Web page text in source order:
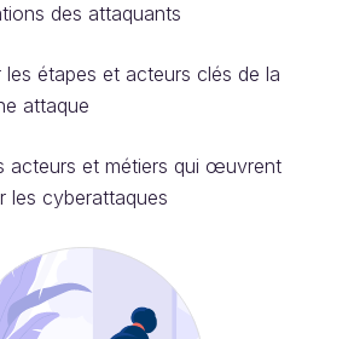
des attaquants
les étapes et acteurs clés de la
attaque
acteurs et métiers qui œuvrent
les cyberattaques